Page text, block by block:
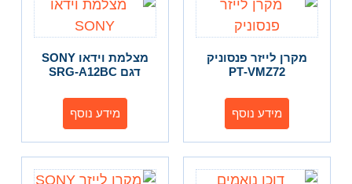
מקרן לייזר פנסוניק
PT‑VMZ72
מידע נוסף
מצלמת וידאו SONY
דגם SRG-A12BC
מידע נוסף